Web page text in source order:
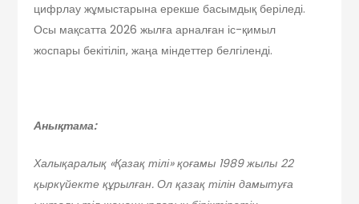
цифрлау жұмыстарына ерекше басымдық беріледі.
Осы мақсатта 2026 жылға арналған іс-қимыл
жоспары бекітіліп, жаңа міндеттер белгіленді.
Анықтама:
Халықаралық «Қазақ тілі»қоғамы 1989 жылы 22
қыркүйекте құрылған. Ол қазақ тілін дамытуға